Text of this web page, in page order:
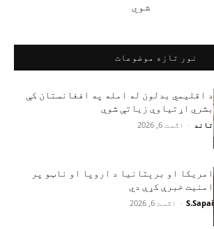
شوي
نور تازه موضوعات
د اقلیمي بدلون له امله په افغانستان کې
بشري اړتیاوې زیاتې شوې
تاند - اګست 6, 2026
امریکا او برېتانیا د اروپا او ناټو پر
امنیت خبرې کړې دي
S.Sapai
- اګست 6, 2026